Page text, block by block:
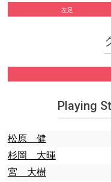
左足
Playing
松原 健
杉岡 大暉
宮 大樹